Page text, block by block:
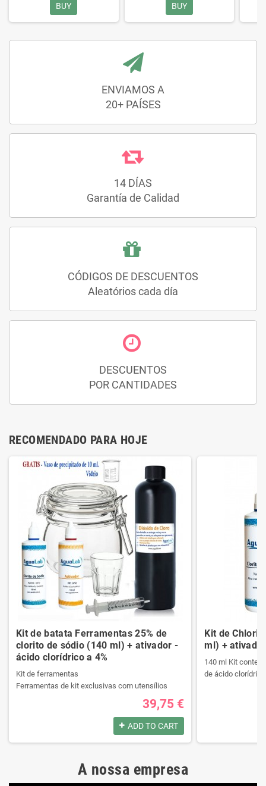
BUY BUY
ENVIAMOS A
20+ PAÍSES
14 DÍAS
Garantía de Calidad
CÓDIGOS DE DESCUENTOS
Aleatórios cada día
DESCUENTOS
POR CANTIDADES
RECOMENDADO PARA HOJE
Kit de batata Ferramentas 25% de
clorito de sódio (140 ml) + ativador -
ácido clorídrico a 4%
Kit de ferramentas
Ferramentas de kit exclusivas com utensílios
Ele contém um manual passo a passo.
Veja o conteúdo do kit na descrição.
Ferramentas de kit exclusivas com utensílios
39,75 €
ADD TO CART
Kit de
ml) +
140 ml Kit
de ácido clorídrico
A nossa empresa